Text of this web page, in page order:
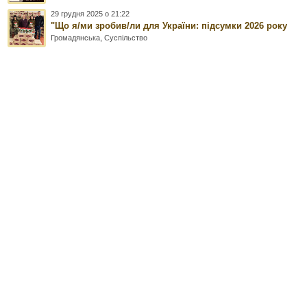
29 грудня 2025 о 21:22
"Що я/ми зробив/ли для України: підсумки 2026 року
Громадянська ,Суспільство